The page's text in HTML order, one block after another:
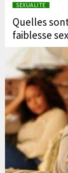
SEXUALITE
Quelles
faiblesse